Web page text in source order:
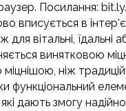
браузер.
вписується в
для вітальні,
винятковою
ніж
функціональний
змогу